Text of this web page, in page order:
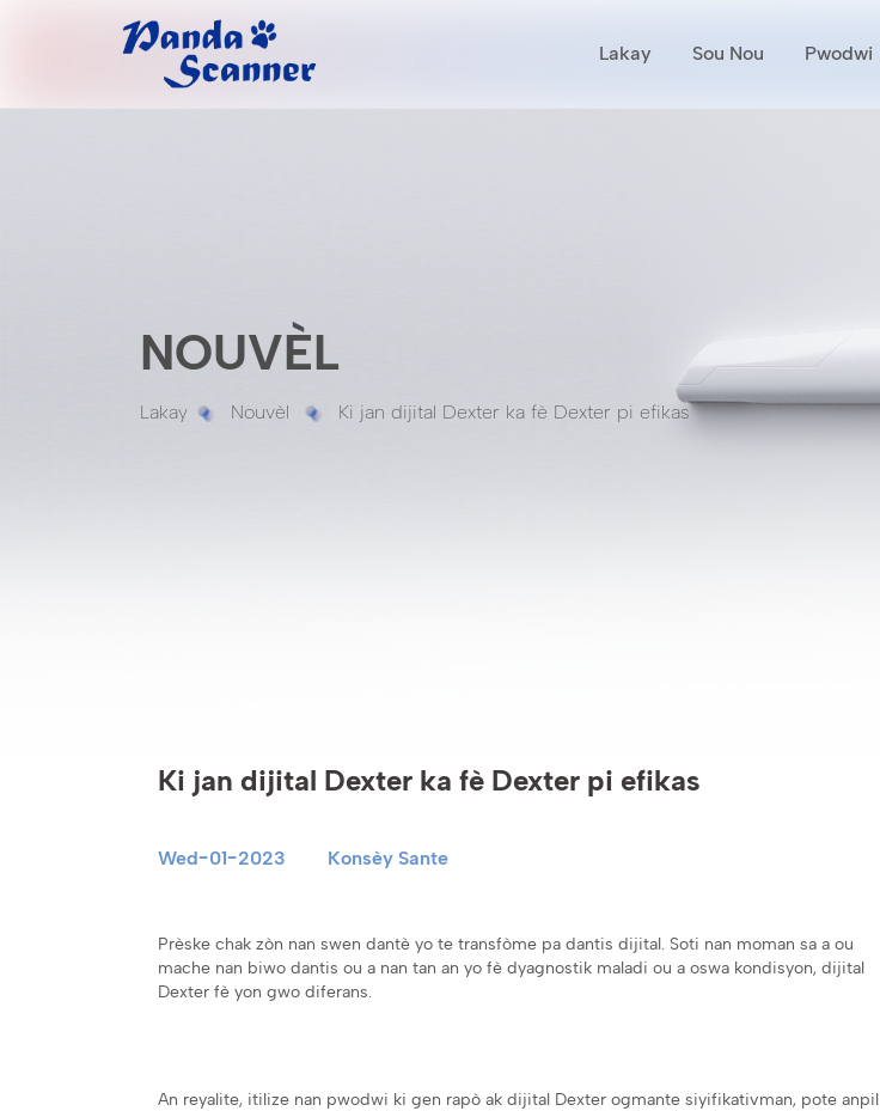
Lakay Sou Nou Pwodwi
NOUVÈL
Lakay Nouvèl Ki jan dijital Dexter ka fè Dexter pi efikas
Ki jan dijital Dexter ka fè Dexter pi efikas
Wed-01-2023 Konsèy Sante
Prèske chak zòn nan swen dantè yo te transfòme pa dantis dijital. Soti nan moman sa a ou
mache nan biwo dantis ou a nan tan an yo fè dyagnostik maladi ou a oswa kondisyon, dijital
Dexter fè yon gwo diferans.
An reyalite, itilize nan pwodwi ki gen rapò ak dijital Dexter ogmante siyifikativman, pote anpil